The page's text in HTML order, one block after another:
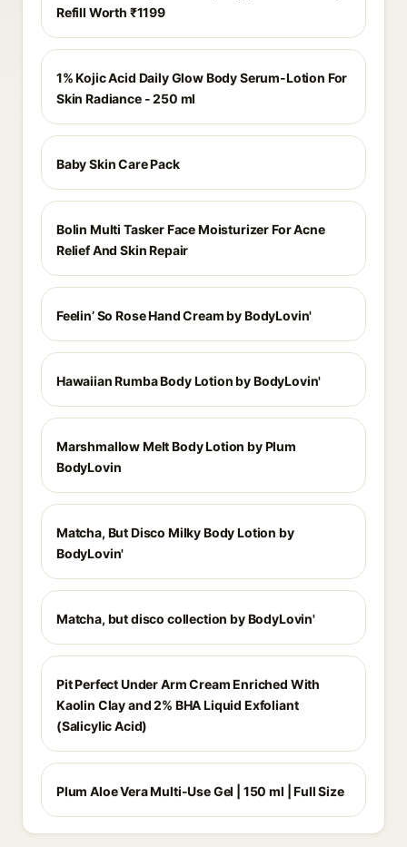
Refill Worth ₹1199
1% Kojic Acid Daily Glow Body Serum-Lotion For
Skin Radiance - 250 ml
Baby Skin Care Pack
Bolin Multi Tasker Face Moisturizer For Acne
Relief And Skin Repair
Feelin’ So Rose Hand Cream by BodyLovin'
Hawaiian Rumba Body Lotion by BodyLovin'
Marshmallow Melt Body Lotion by Plum
BodyLovin
Matcha, But Disco Milky Body Lotion by
BodyLovin'
Matcha, but disco collection by BodyLovin'
Pit Perfect Under Arm Cream Enriched With
Kaolin Clay and 2% BHA Liquid Exfoliant
(Salicylic Acid)
Plum Aloe Vera Multi-Use Gel | 150 ml | Full Size